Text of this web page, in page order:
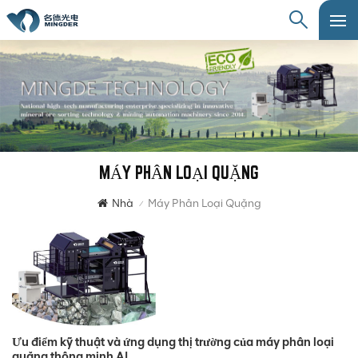
MÁY PHÂN LOẠI QUẶNG
Nhà / Máy Phân Loại Quặng
Ưu điểm kỹ thuật và ứng dụng thị trường của máy phân loại